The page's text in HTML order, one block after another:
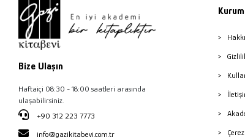
Bize Ulaşın
Haftaiçi 08:30 - 18:00 saatleri arasında
ulaşabilirsiniz.
+90 312 223 7773
info@gazikitabevi.com.tr